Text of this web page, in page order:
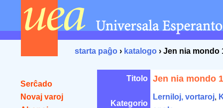
starta paĝo › katalogo › Jen nia mondo
Serĉado
Novaj varoj
Titolo Jen nia mondo 1
Kategorio
Lerniloj, vortaroj,